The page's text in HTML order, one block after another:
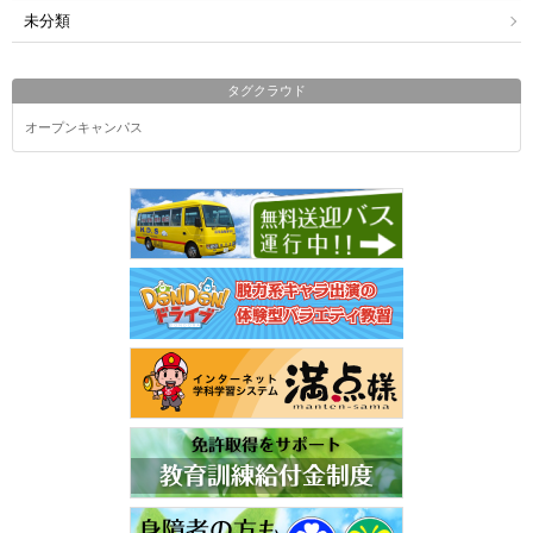
未分類
タグクラウド
オープンキャンパス